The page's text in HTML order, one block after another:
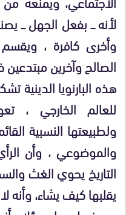
لأنه ـــ بفعل الجهل
وأخرى كافرة ،
الصالح وآخرين مبتدعين
هذه البارنويا الدينية
للعالم الخارجي ،
ولطبيعتها النسبية
والموضوعي ، وأن
التاريخ يحوي الغث
يقلبها كيف يشاء، وأنه